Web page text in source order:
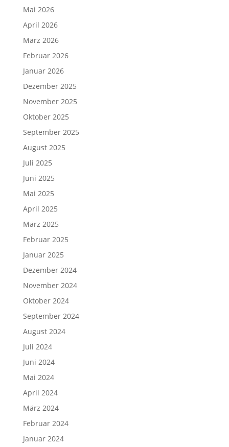
Mai 2026
April 2026
März 2026
Februar 2026
Januar 2026
Dezember 2025
November 2025
Oktober 2025
September 2025
August 2025
Juli 2025
Juni 2025
Mai 2025
April 2025
März 2025
Februar 2025
Januar 2025
Dezember 2024
November 2024
Oktober 2024
September 2024
August 2024
Juli 2024
Juni 2024
Mai 2024
April 2024
März 2024
Februar 2024
Januar 2024